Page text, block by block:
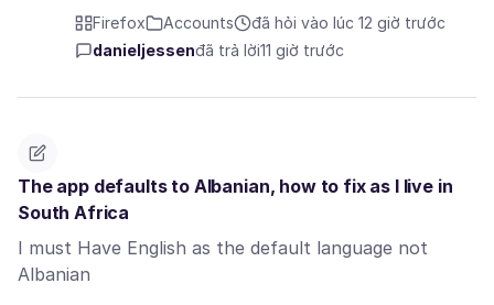
Firefox Accounts
đã hỏi vào lúc 12 giờ trước
danieljessenđã trả lời11 giờ trước
The app defaults to Albanian, how to fix as I live in
South Africa
I must Have English as the default language not
Albanian